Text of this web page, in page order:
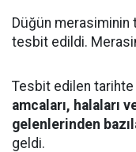
Düğün merasiminin
tesbit edildi.
Tesbit edilen tarihte
amcaları, halaları
gelenlerinden
geldi.